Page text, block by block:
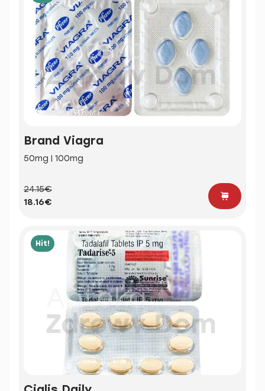
Brand Viagra
50mg | 100mg
24.15€
18.16€
Hit!